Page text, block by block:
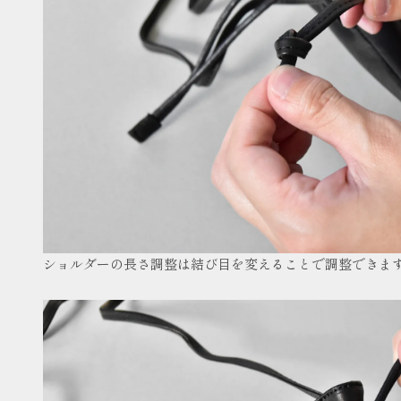
ショルダーの長さ調整は結び目を変えることで調整できま